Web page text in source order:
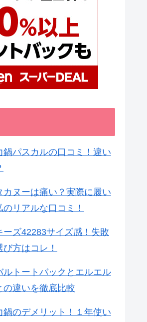
鍋パスカルの口コミ！違い
カヌーは痛い？実際に履い
のリアルな口コミ！
ーズ42283サイズ感！失敗
び方はコレ！
ルトートバックとエルエル
の違いを徹底比較
鍋のデメリット！１年使い